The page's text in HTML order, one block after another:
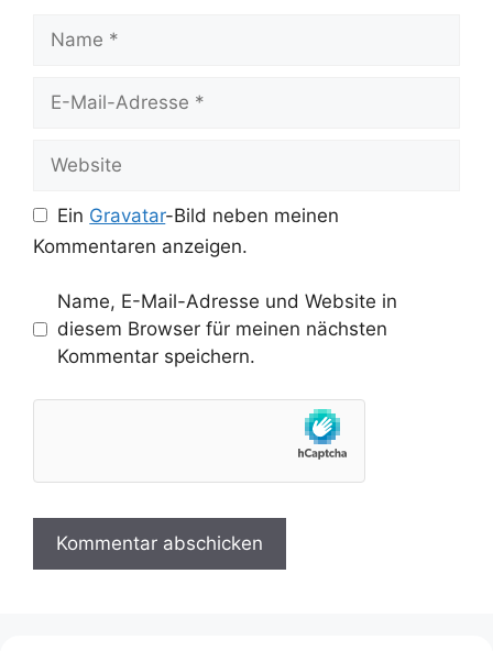
Mail-
Ein Gravatar-Bild neben meinen
Kommentaren anzeigen.
Name, E-Mail-Adresse und Website in
diesem Browser für meinen nächsten
Kommentar speichern.